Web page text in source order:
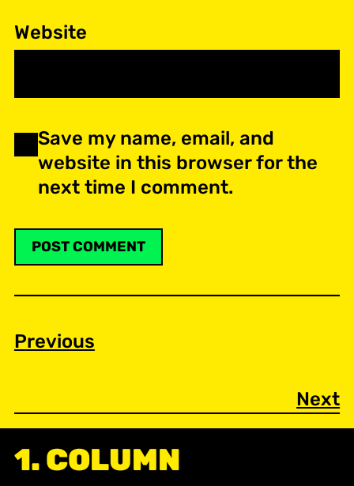
Website
Save my name, email, and
website in this browser for the
next time I comment.
Previous
Next
1. COLUMN